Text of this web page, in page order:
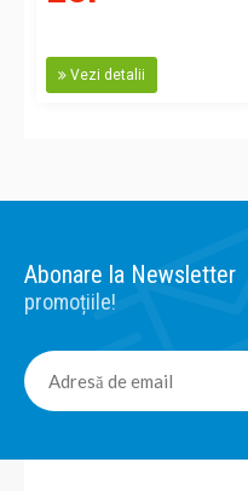
Vezi detalii
Abonare la Newsletter
promoțiile!